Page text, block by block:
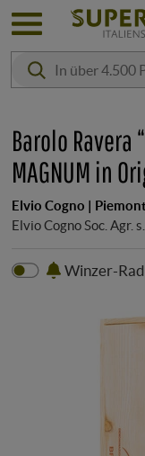
Barolo Ravera
MAGNUM in
Elvio Cogno |
Elvio Cogno Soc. Agr.
Winzer-